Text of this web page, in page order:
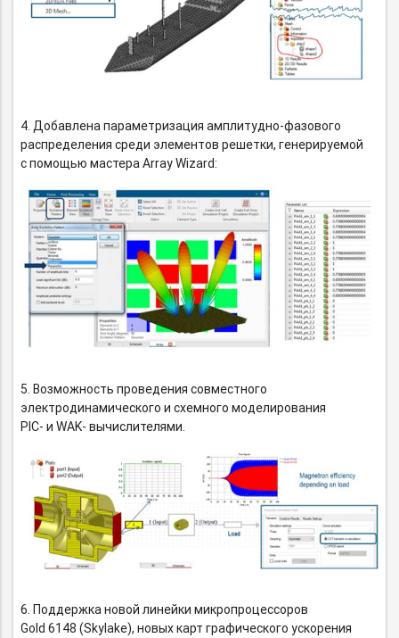
4. Добавлена параметризацияамплитудно-фазового
распределения среди элементов решетки, генерируемой
с помощью мастера Array Wizard:
5. Возможность проведения совместного
электродинамического и схемного моделирования
PIC- и WAK- вычислителями.
6. Поддержка новой линейки микропроцессоров
Gold 6148 (Skylake), новых карт графического ускорения